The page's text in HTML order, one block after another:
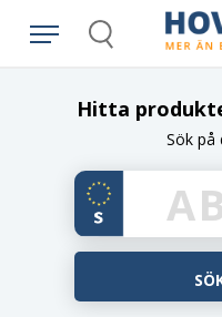
Search
Hitta
Sök på